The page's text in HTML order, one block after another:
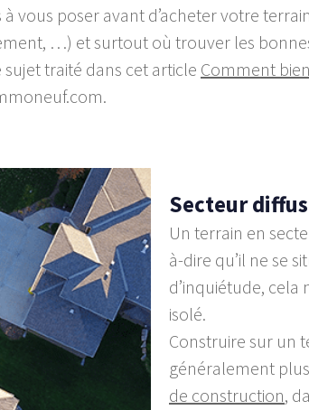
vous poser avant d’acheter votre
…) et surtout où trouver les
traité dans cet article Comment
Secteur
Un terrain en
à-dire qu’il ne se
d’inquiétude,
isolé.
Construire sur un
généralement
de construction,